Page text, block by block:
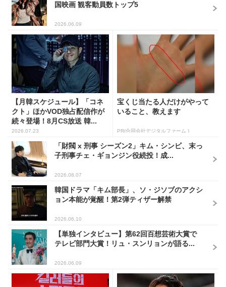
国映画 観客動員数トップ5
2026.06.09
【月韓スケジュール】「コネ
クト」ほかVOD独占配信作が
続々登場！8月CS放送 韓...
2026.07.23
宝くじ当たる人だけがやって
いること、教えます
PR(合同会社デジタルファーム )
「財閥 x 刑事 シーズン2」キム・シンビ、末っ
子刑事チェ・ギョンジン役続投！成...
2026.08.07
韓国ドラマ「キム部長」、ソ・ジソブのアクシ
ョン本能が覚醒！第2弾ティザー解禁
2026.06.10
【単独インタビュー】第62回百想芸術大賞で
テレビ部門大賞！リュ・スンリョンが語る...
2026.06.09